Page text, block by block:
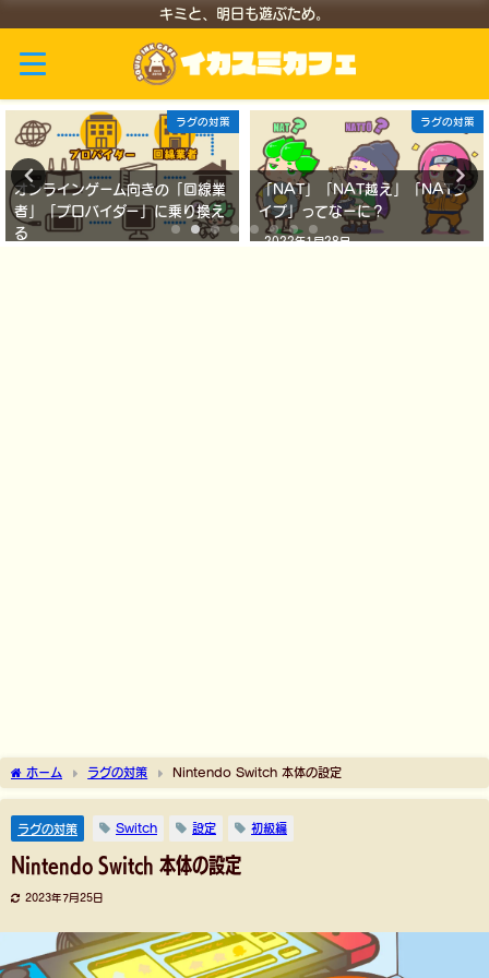
キミと、明日も遊ぶため。
ラグの対策
オンラインゲーム向きの「回線業
者」「プロバイダー」に乗り換え
る
ラグの対策
「NAT」「NAT越え」「NATタ
イプ」ってなーに？
2022年1月28日
ホーム ラグの対策 Nintendo Switch 本体の設定
ラグの対策 Switch 設定 初級編
Nintendo Switch 本体の設定
2023年7月25日